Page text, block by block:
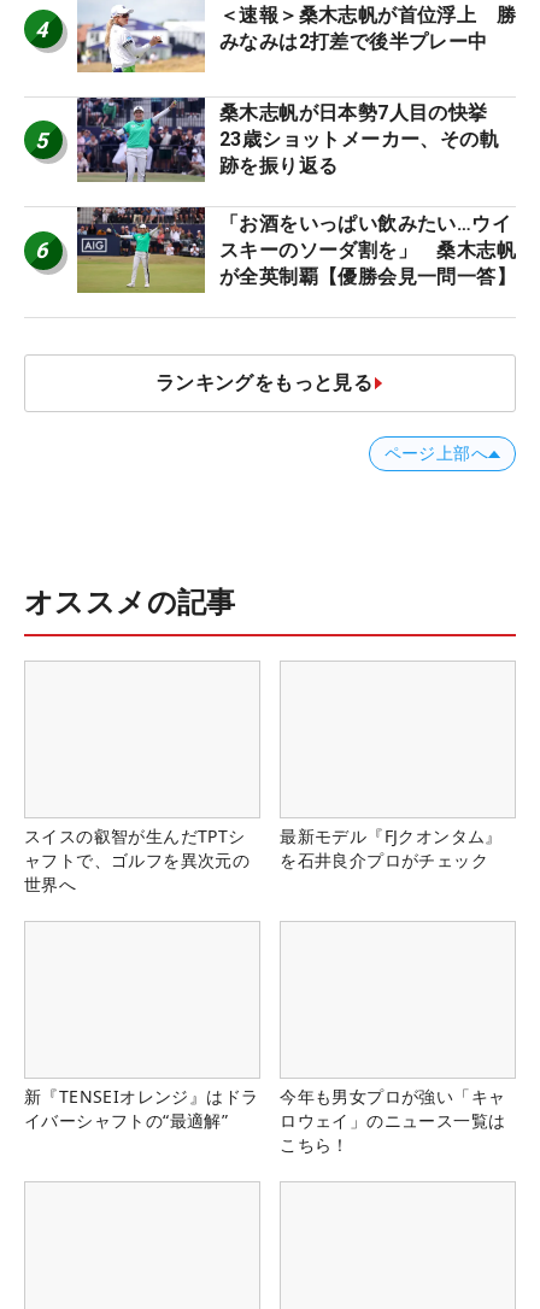
4
＜速報＞桑木志帆が首位浮上 勝
みなみは2打差で後半プレー中
5
桑木志帆が日本勢7人目の快挙
23歳ショットメーカー、その軌
跡を振り返る
6
「お酒をいっぱい飲みたい…ウイ
スキーのソーダ割を」 桑木志帆
が全英制覇【優勝会見一問一答】
ランキングをもっと見る
ページ上部へ
オススメの記事
スイスの叡智が生んだTPTシ
ャフトで、ゴルフを異次元の
世界へ
最新モデル『FJクオンタム』
を石井良介プロがチェック
新『TENSEIオレンジ』はドラ
イバーシャフトの“最適解”
今年も男女プロが強い「キャ
ロウェイ」のニュース一覧は
こちら！